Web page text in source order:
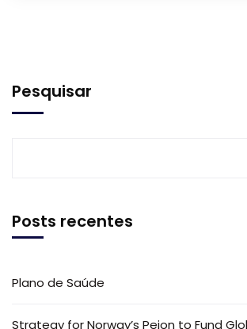
Pesquisar
Posts recentes
Plano de Saúde
Strategy for Norway’s Peion to Fund